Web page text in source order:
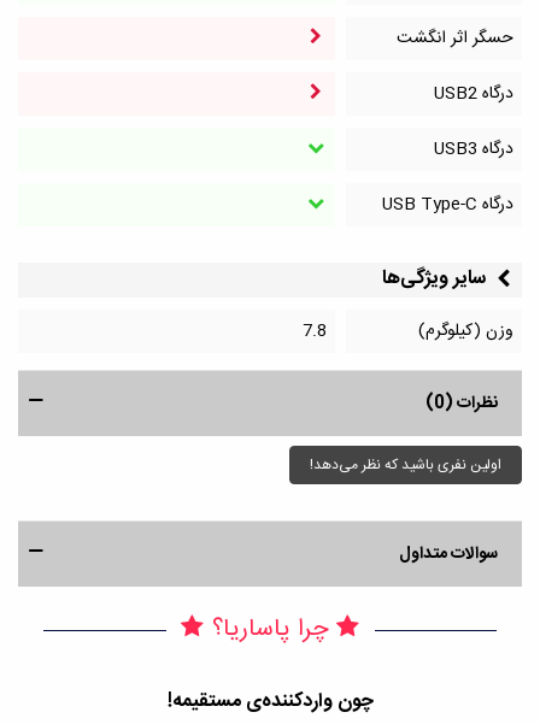
حسگر اثر انگشت
درگاه‌ USB2
درگاه‌ USB3
درگاه‌ USB Type-C
سایر ویژگی‌ها
وزن (کیلوگرم) 7.8
نظرات (0)
اولین نفری باشید که نظر می‌دهد!
سوالات متداول
چرا پاساریا؟
چون واردکننده‌ی مستقیمه!